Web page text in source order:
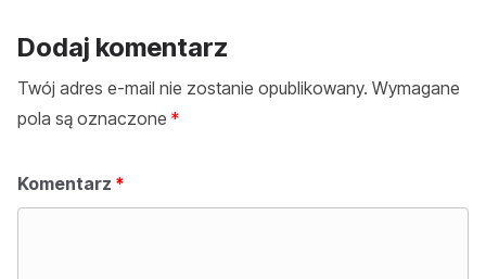
Dodaj komentarz
Twój adres e-mail nie zostanie opublikowany. Wymagane
pola są oznaczone *
Komentarz *